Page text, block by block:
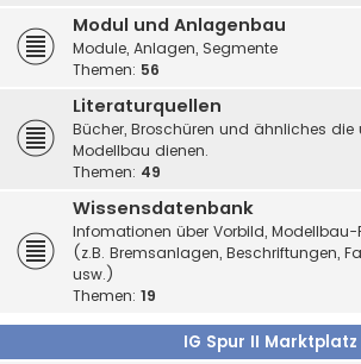
Modul und Anlagenbau
Module, Anlagen, Segmente
Themen: 56
Literaturquellen
Bücher, Broschüren und ähnliches die
Modellbau dienen.
Themen: 49
Wissensdatenbank
Infomationen über Vorbild, Modellbau-
(z.B. Bremsanlagen, Beschriftungen,
usw.)
Themen: 19
IG Spur II Marktplatz